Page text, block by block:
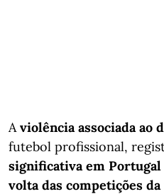
A violência associada ao
futebol profissional,
significativa em
volta das competições